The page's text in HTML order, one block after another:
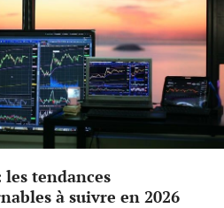
les tendances
à suivre en 2026